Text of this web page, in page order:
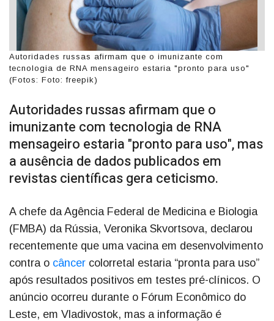
Autoridades russas afirmam que o imunizante com
tecnologia de RNA mensageiro estaria "pronto para uso"
(Fotos: Foto: freepik)
Autoridades russas afirmam que o
imunizante com tecnologia de RNA
mensageiro estaria "pronto para uso", mas
a ausência de dados publicados em
revistas científicas gera ceticismo.
A chefe da Agência Federal de Medicina e Biologia
(FMBA) da Rússia, Veronika Skvortsova, declarou
recentemente que uma vacina em desenvolvimento
contra o câncer colorretal estaria “pronta para uso”
após resultados positivos em testes pré-clínicos. O
anúncio ocorreu durante o Fórum Econômico do
Leste, em Vladivostok, mas a informação é